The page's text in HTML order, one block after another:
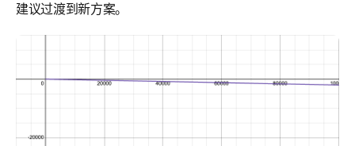
建议过渡到新方案。